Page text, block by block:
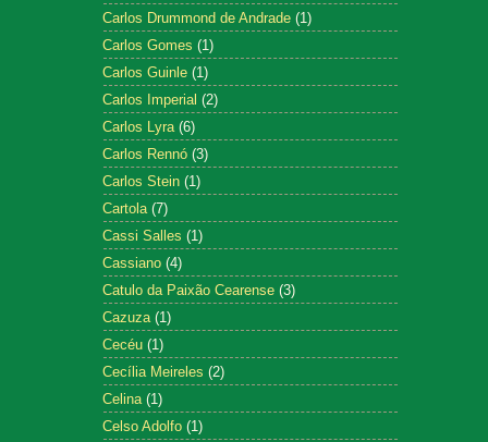
Carlos Drummond de Andrade (1)
Carlos Gomes (1)
Carlos Guinle (1)
Carlos Imperial (2)
Carlos Lyra (6)
Carlos Rennó (3)
Carlos Stein (1)
Cartola (7)
Cassi Salles (1)
Cassiano (4)
Catulo da Paixão Cearense (3)
Cazuza (1)
Cecéu (1)
Cecília Meireles (2)
Celina (1)
Celso Adolfo (1)